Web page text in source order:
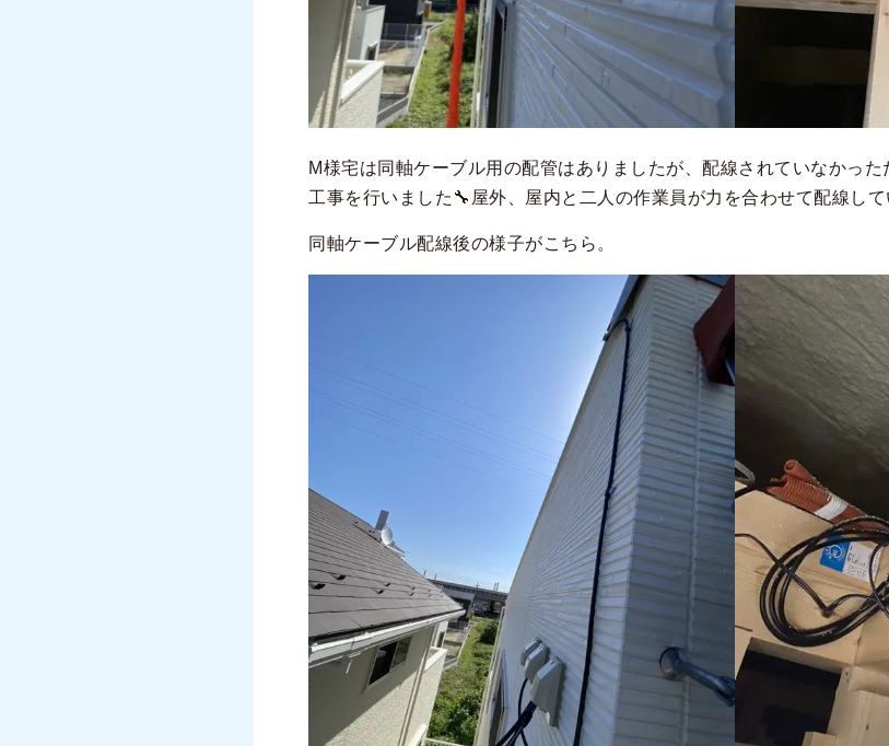
M様宅は同軸ケーブル用の配管はありましたが、配線されていなかっ
工事を行いました🔧屋外、屋内と二人の作業員が力を合わせて配線し
同軸ケーブル配線後の様子がこちら。